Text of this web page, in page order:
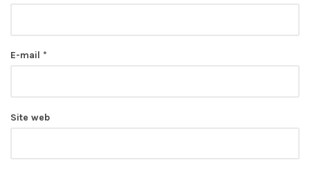
E-mail *
Site web